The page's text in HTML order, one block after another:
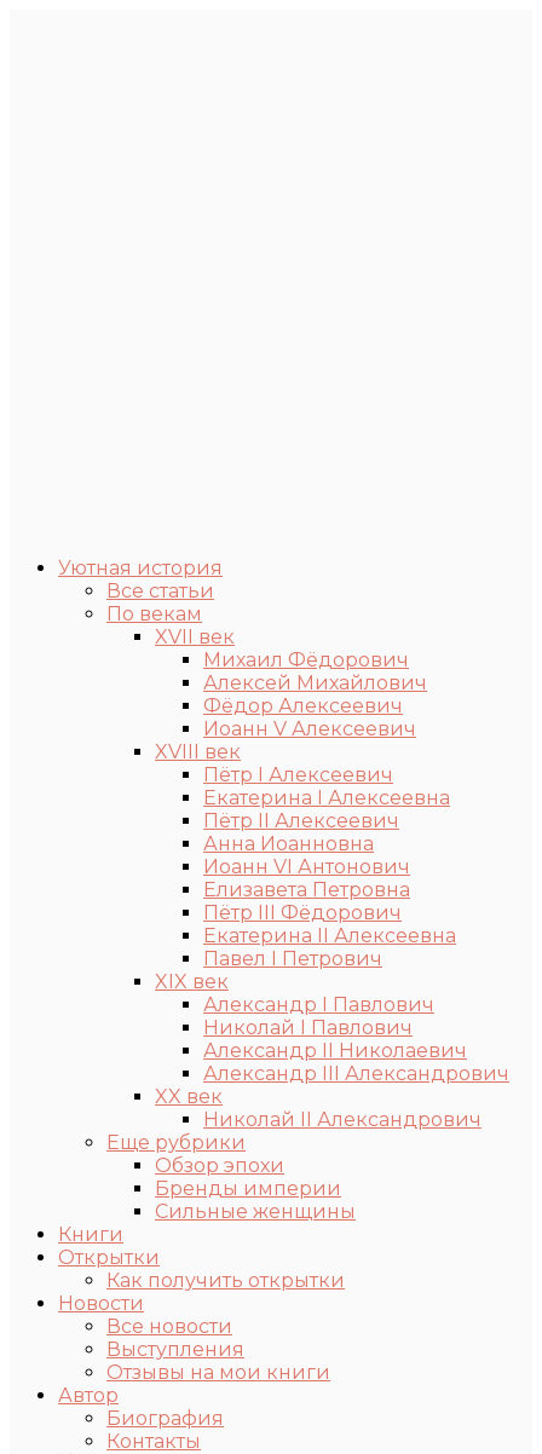
Уютная история
Все статьи
По векам
XVII век
Михаил Фёдорович
Алексей Михайлович
Фёдор Алексеевич
Иоанн V Алексеевич
XVIII век
Пётр I Алексеевич
Екатерина I Алексеевна
Пётр II Алексеевич
Анна Иоанновна
Иоанн VI Антонович
Елизавета Петровна
Пётр III Фёдорович
Екатерина II Алексеевна
Павел I Петрович
XIX век
Александр I Павлович
Николай I Павлович
Александр II Николаевич
Александр III Александрович
XX век
Николай II Александрович
Еще рубрики
Обзор эпохи
Бренды империи
Сильные женщины
Книги
Открытки
Как получить открытки
Новости
Все новости
Выступления
Отзывы на мои книги
Автор
Биография
Контакты